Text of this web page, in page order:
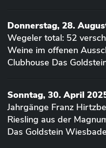
Donnerstag, 28.
Wegeler total: 52
Weine im offenen
Clubhouse Das
Sonntag, 30. April
Jahrgänge Franz
Riesling aus der
Das Goldstein